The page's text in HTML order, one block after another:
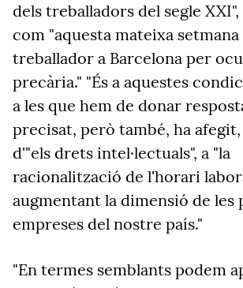
dels treballadors del segle
com "aquesta mateixa
treballador a Barcelona per
precària." "És a aquestes
a les que hem de donar
precisat, però també, ha
d'"els drets intel·lectuals", a "la
racionalització de l'horari
augmentant la dimensió de les
empreses del nostre país."
"En termes semblants podem